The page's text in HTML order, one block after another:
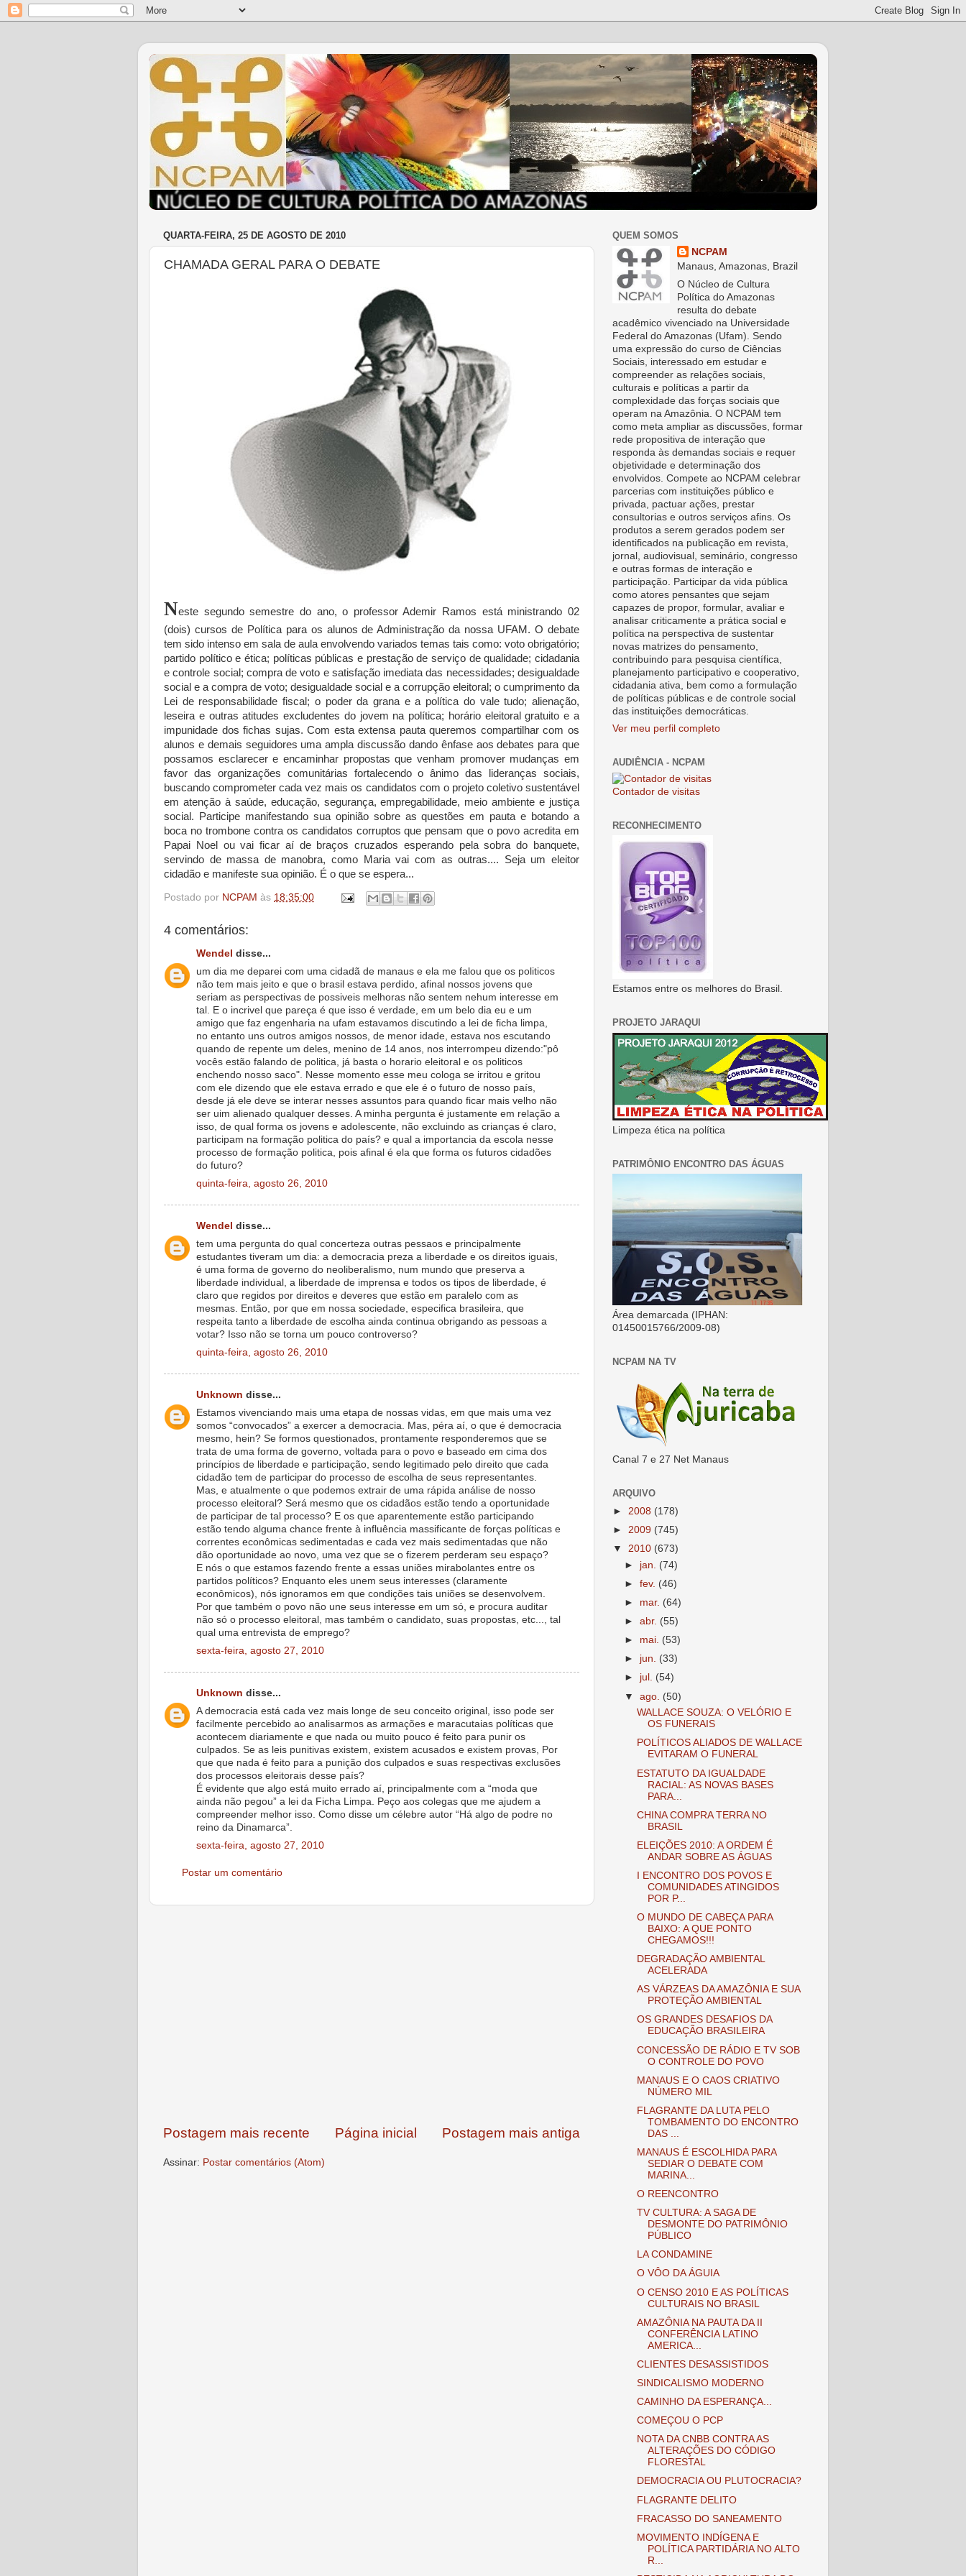
QUARTA-FEIRA, 25 DE AGOSTO DE 2010
CHAMADA GERAL PARA O DEBATE
Neste segundo semestre do ano, o professor Ademir Ramos está ministrando 02
(dois) cursos de Política para os alunos de Administração da nossa UFAM. O debate
tem sido intenso em sala de aula envolvendo variados temas tais como: voto obrigatório;
partido político e ética; políticas públicas e prestação de serviço de qualidade; cidadania
e controle social; compra de voto e satisfação imediata das necessidades; desigualdade
social e a compra de voto; desigualdade social e a corrupção eleitoral; o cumprimento da
Lei de responsabilidade fiscal; o poder da grana e a política do vale tudo; alienação,
leseira e outras atitudes excludentes do jovem na política; horário eleitoral gratuito e a
impunidade dos fichas sujas. Com esta extensa pauta queremos compartilhar com os
alunos e demais seguidores uma ampla discussão dando ênfase aos debates para que
possamos esclarecer e encaminhar propostas que venham promover mudanças em
favor das organizações comunitárias fortalecendo o ânimo das lideranças sociais,
buscando comprometer cada vez mais os candidatos com o projeto coletivo sustentável
em atenção à saúde, educação, segurança, empregabilidade, meio ambiente e justiça
social. Participe manifestando sua opinião sobre as questões em pauta e botando a
boca no trombone contra os candidatos corruptos que pensam que o povo acredita em
Papai Noel ou vai ficar aí de braços cruzados esperando pela sobra do banquete,
servindo de massa de manobra, como Maria vai com as outras.... Seja um eleitor
cidadão e manifeste sua opinião. É o que se espera...
Postado por NCPAM às 18:35:00
4 comentários:
Wendel disse...
um dia me deparei com uma cidadã de manaus e ela me falou que os politicos
não tem mais jeito e que o brasil estava perdido, afinal nossos jovens que
seriam as perspectivas de possiveis melhoras não sentem nehum interesse em
tal. E o incrivel que pareça é que isso é verdade, em um belo dia eu e um
amigo que faz engenharia na ufam estavamos discutindo a lei de ficha limpa,
no entanto uns outros amigos nossos, de menor idade, estava nos escutando
quando de repente um deles, menino de 14 anos, nos interrompeu dizendo:"pô
vocês estão falando de politica, já basta o horario eleitoral e os politicos
enchendo nosso saco". Nesse momento esse meu cologa se irritou e gritou
com ele dizendo que ele estava errado e que ele é o futuro de nosso país,
desde já ele deve se interar nesses assuntos para quando ficar mais velho não
ser uim alienado qualquer desses. A minha pergunta é justamente em relação a
isso, de qual forma os jovens e adolescente, não excluindo as crianças é claro,
participam na formação politica do país? e qual a importancia da escola nesse
processo de formação politica, pois afinal é ela que forma os futuros cidadões
do futuro?
quinta-feira, agosto 26, 2010
Wendel disse...
tem uma pergunta do qual concerteza outras pessaos e principalmente
estudantes tiveram um dia: a democracia preza a liberdade e os direitos iguais,
é uma forma de governo do neoliberalismo, num mundo que preserva a
liberdade individual, a liberdade de imprensa e todos os tipos de liberdade, é
claro que regidos por direitos e deveres que estão em paralelo com as
mesmas. Então, por que em nossa sociedade, especifica brasileira, que
respeita tanto a liberdade de escolha ainda continua obrigando as pessoas a
votar? Isso não se torna um pouco controverso?
quinta-feira, agosto 26, 2010
Unknown disse...
Estamos vivenciando mais uma etapa de nossas vidas, em que mais uma vez
somos “convocados” a exercer a democracia. Mas, péra aí, o que é democracia
mesmo, hein? Se formos questionados, prontamente responderemos que se
trata de uma forma de governo, voltada para o povo e baseado em cima dos
princípios de liberdade e participação, sendo legitimado pelo direito que cada
cidadão tem de participar do processo de escolha de seus representantes.
Mas, e atualmente o que podemos extrair de uma rápida análise de nosso
processo eleitoral? Será mesmo que os cidadãos estão tendo a oportunidade
de participar de tal processo? E os que aparentemente estão participando
estão tendo alguma chance frente à influência massificante de forças políticas e
correntes econômicas sedimentadas e cada vez mais sedimentadas que não
dão oportunidade ao novo, uma vez que se o fizerem perderam seu espaço?
E nós o que estamos fazendo frente a essas uniões mirabolantes entre os
partidos políticos? Enquanto eles unem seus interesses (claramente
econômicos), nós ignoramos em que condições tais uniões se desenvolvem.
Por que também o povo não une seus interesse em um só, e procura auditar
não só o processo eleitoral, mas também o candidato, suas propostas, etc..., tal
qual uma entrevista de emprego?
sexta-feira, agosto 27, 2010
Unknown disse...
A democracia está cada vez mais longe de seu conceito original, isso pode ser
facilmente percebido ao analisarmos as armações e maracutaias políticas que
acontecem diariamente e que nada ou muito pouco é feito para punir os
culpados. Se as leis punitivas existem, existem acusados e existem provas, Por
que que nada é feito para a punição dos culpados e suas respectivas exclusões
dos processos eleitorais desse país?
É evidente que algo está muito errado aí, principalmente com a “moda que
ainda não pegou” a lei da Ficha Limpa. Peço aos colegas que me ajudem a
compreender melhor isso. Como disse um célebre autor “Há algo de podre no
reino da Dinamarca”.
sexta-feira, agosto 27, 2010
Postar um comentário
Postagem mais recente Postagem mais antiga
Página inicial
Assinar: Postar comentários (Atom)
QUEM SOMOS
NCPAM
Manaus, Amazonas, Brazil
O Núcleo de Cultura
Política do Amazonas
resulta do debate
acadêmico vivenciado na Universidade
Federal do Amazonas (Ufam). Sendo
uma expressão do curso de Ciências
Sociais, interessado em estudar e
compreender as relações sociais,
culturais e políticas a partir da
complexidade das forças sociais que
operam na Amazônia. O NCPAM tem
como meta ampliar as discussões, formar
rede propositiva de interação que
responda às demandas sociais e requer
objetividade e determinação dos
envolvidos. Compete ao NCPAM celebrar
parcerias com instituições público e
privada, pactuar ações, prestar
consultorias e outros serviços afins. Os
produtos a serem gerados podem ser
identificados na publicação em revista,
jornal, audiovisual, seminário, congresso
e outras formas de interação e
participação. Participar da vida pública
como atores pensantes que sejam
capazes de propor, formular, avaliar e
analisar criticamente a prática social e
política na perspectiva de sustentar
novas matrizes do pensamento,
contribuindo para pesquisa científica,
planejamento participativo e cooperativo,
cidadania ativa, bem como a formulação
de políticas públicas e de controle social
das instituições democráticas.
Ver meu perfil completo
AUDIÊNCIA - NCPAM
Contador de visitas
RECONHECIMENTO
Estamos entre os melhores do Brasil.
PROJETO JARAQUI
Limpeza ética na política
PATRIMÔNIO ENCONTRO DAS ÁGUAS
Área demarcada (IPHAN:
01450015766/2009-08)
NCPAM NA TV
Canal 7 e 27 Net Manaus
ARQUIVO
► 2008 (178)
► 2009 (745)
▼ 2010 (673)
► jan. (74)
►fev. (46)
► mar. (64)
►abr. (55)
► mai. (53)
► jun. (33)
► jul. (54)
▼ago. (50)
WALLACE SOUZA: O VELÓRIO E
OS FUNERAIS
POLÍTICOS ALIADOS DE WALLACE
EVITARAM O FUNERAL
ESTATUTO DA IGUALDADE
RACIAL: AS NOVAS BASES
PARA...
CHINA COMPRA TERRA NO
BRASIL
ELEIÇÕES 2010: A ORDEM É
ANDAR SOBRE AS ÁGUAS
I ENCONTRO DOS POVOS E
COMUNIDADES ATINGIDOS
POR P...
O MUNDO DE CABEÇA PARA
BAIXO: A QUE PONTO
CHEGAMOS!!!
DEGRADAÇÃO AMBIENTAL
ACELERADA
AS VÁRZEAS DA AMAZÔNIA E SUA
PROTEÇÃO AMBIENTAL
OS GRANDES DESAFIOS DA
EDUCAÇÃO BRASILEIRA
CONCESSÃO DE RÁDIO E TV SOB
O CONTROLE DO POVO
MANAUS E O CAOS CRIATIVO
NÚMERO MIL
FLAGRANTE DA LUTA PELO
TOMBAMENTO DO ENCONTRO
DAS ...
MANAUS É ESCOLHIDA PARA
SEDIAR O DEBATE COM
MARINA...
O REENCONTRO
TV CULTURA: A SAGA DE
DESMONTE DO PATRIMÔNIO
PÚBLICO
LA CONDAMINE
O VÔO DA ÁGUIA
O CENSO 2010 E AS POLÍTICAS
CULTURAIS NO BRASIL
AMAZÔNIA NA PAUTA DA II
CONFERÊNCIA LATINO
AMERICA...
CLIENTES DESASSISTIDOS
SINDICALISMO MODERNO
CAMINHO DA ESPERANÇA...
COMEÇOU O PCP
NOTA DA CNBB CONTRA AS
ALTERAÇÕES DO CÓDIGO
FLORESTAL
DEMOCRACIA OU PLUTOCRACIA?
FLAGRANTE DELITO
FRACASSO DO SANEAMENTO
MOVIMENTO INDÍGENA E
POLÍTICA PARTIDÁRIA NO ALTO
R...